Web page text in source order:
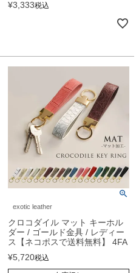
¥3,333税込
exotic leather
クロコダイル マット キーホル
ダー / ゴールド金具 / レディー
ス【ネコポスで送料無料】 4FA
¥5,720税込